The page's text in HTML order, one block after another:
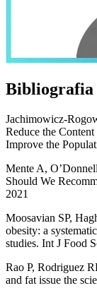
Bibliografia
Jachimowicz-
Reduce the
Improve the
Mente A,
Should We
2021
Moosavian SP,
obesity: a
studies. Int J Food
Rao P, Rodriguez
and fat issue the